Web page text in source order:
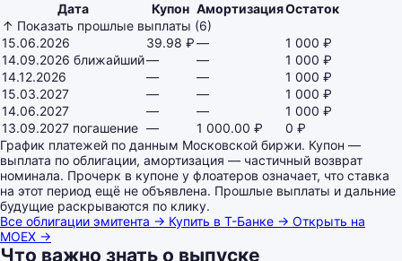
Дата Купон АмортизацияОстаток
↑ Показать прошлые выплаты (6)
15.06.2026
39.98 ₽—
1 000 ₽
14.09.2026 ближайший— —
1 000 ₽
14.12.2026
— —
1 000 ₽
15.03.2027
— —
1 000 ₽
14.06.2027
— —
1 000 ₽
13.09.2027 погашение — 1 000.00 ₽
0 ₽
График платежей по данным Московской биржи. Купон —
выплата по облигации, амортизация — частичный возврат
номинала. Прочерк в купоне у флоатеров означает, что ставка
на этот период ещё не объявлена. Прошлые выплаты и дальние
будущие раскрываются по клику.
Все облигации эмитента → Купить в Т-Банке → Открыть на
MOEX →
Что важно знать о выпуске